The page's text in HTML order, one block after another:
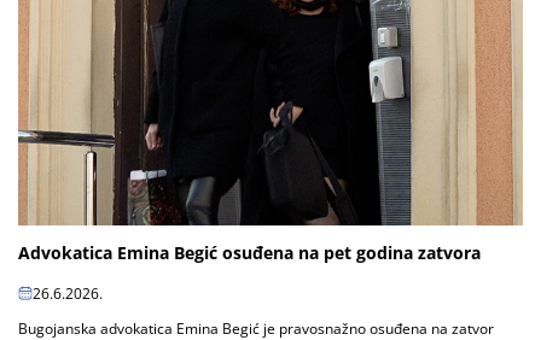
Advokatica Emina Begić osuđena na pet godina zatvora
26.6.2026.
Bugojanska advokatica Emina Begić je pravosnažno osuđena na zatvor